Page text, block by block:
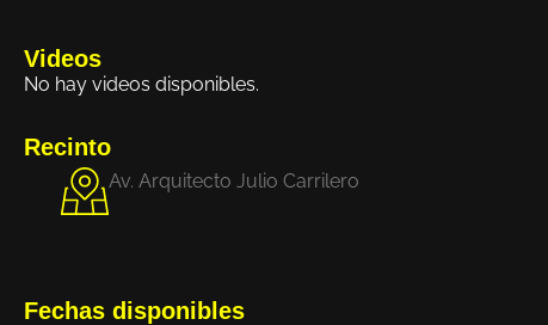
Videos
No hay videos disponibles.
Recinto
Av. Arquitecto Julio Carrilero
Fechas disponibles